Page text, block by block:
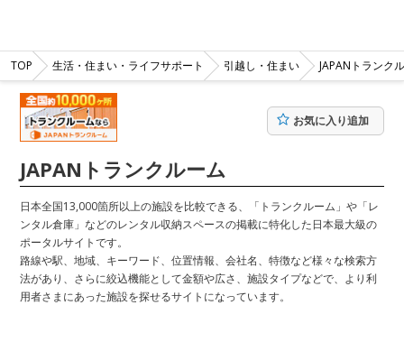
TOP 生活・住まい・ライフサポート 引越し・住まい JAPANトランク
お気に入り追加
JAPANトランクルーム
日本全国13,000箇所以上の施設を比較できる、「トランクルーム」や「レ
ンタル倉庫」などのレンタル収納スペースの掲載に特化した日本最大級の
ポータルサイトです。
路線や駅、地域、キーワード、位置情報、会社名、特徴など様々な検索方
法があり、さらに絞込機能として金額や広さ、施設タイプなどで、より利
用者さまにあった施設を探せるサイトになっています。